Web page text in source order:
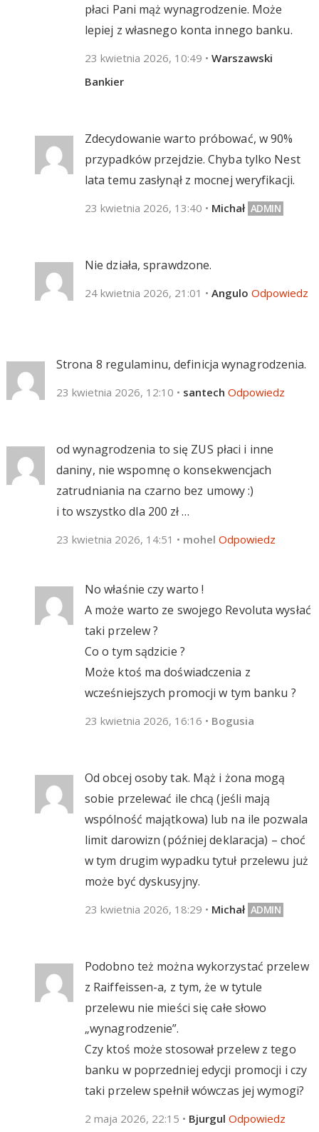
płaci Pani mąż wynagrodzenie. Może
lepiej z własnego konta innego banku.
23 kwietnia 2026, 10:49 • Warszawski
Bankier
Zdecydowanie warto próbować, w 90%
przypadków przejdzie. Chyba tylko Nest
lata temu zasłynął z mocnej weryfikacji.
23 kwietnia 2026, 13:40 • Michał
Nie działa, sprawdzone.
24 kwietnia 2026, 21:01 • Angulo Odpowiedz
Strona 8 regulaminu, definicja wynagrodzenia.
23 kwietnia 2026, 12:10 • santech Odpowiedz
od wynagrodzenia to się ZUS płaci i inne
daniny, nie wspomnę o konsekwencjach
zatrudniania na czarno bez umowy :)
i to wszystko dla 200 zł …
23 kwietnia 2026, 14:51 • mohel Odpowiedz
No właśnie czy warto !
A może warto ze swojego Revoluta wysłać
taki przelew ?
Co o tym sądzicie ?
Może ktoś ma doświadczenia z
wcześniejszych promocji w tym banku ?
23 kwietnia 2026, 16:16 • Bogusia
Od obcej osoby tak. Mąż i żona mogą
sobie przelewać ile chcą (jeśli mają
wspólność majątkowa) lub na ile pozwala
limit darowizn (później deklaracja) – choć
w tym drugim wypadku tytuł przelewu już
może być dyskusyjny.
23 kwietnia 2026, 18:29 • Michał
Podobno też można wykorzystać przelew
z Raiffeissen-a, z tym, że w tytule
przelewu nie mieści się całe słowo
„wynagrodzenie”.
Czy ktoś może stosował przelew z tego
banku w poprzedniej edycji promocji i czy
taki przelew spełnił wówczas jej wymogi?
2 maja 2026, 22:15 • Bjurgul Odpowiedz